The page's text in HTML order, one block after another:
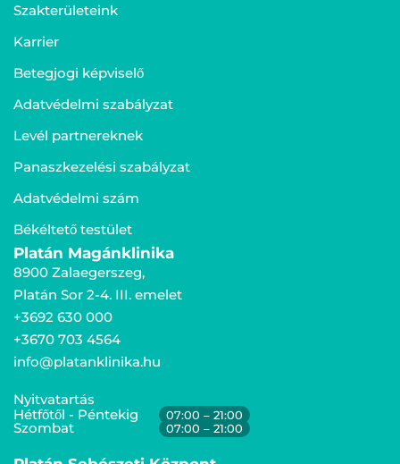
Szakterületeink
Karrier
Betegjogi képviselő
Adatvédelmi szabályzat
Levél partnereknek
Panaszkezelési szabályzat
Adatvédelmi szám
Békéltető testület
Platán Magánklinika
8900 Zalaegerszeg,
Platán Sor 2-4. III. emelet
+3692 630 000
+3670 703 4564
info@platanklinika.hu
Nyitvatartás
Hétfőtől - Péntekig
07:00 – 21:00
Szombat 07:00 – 21:00